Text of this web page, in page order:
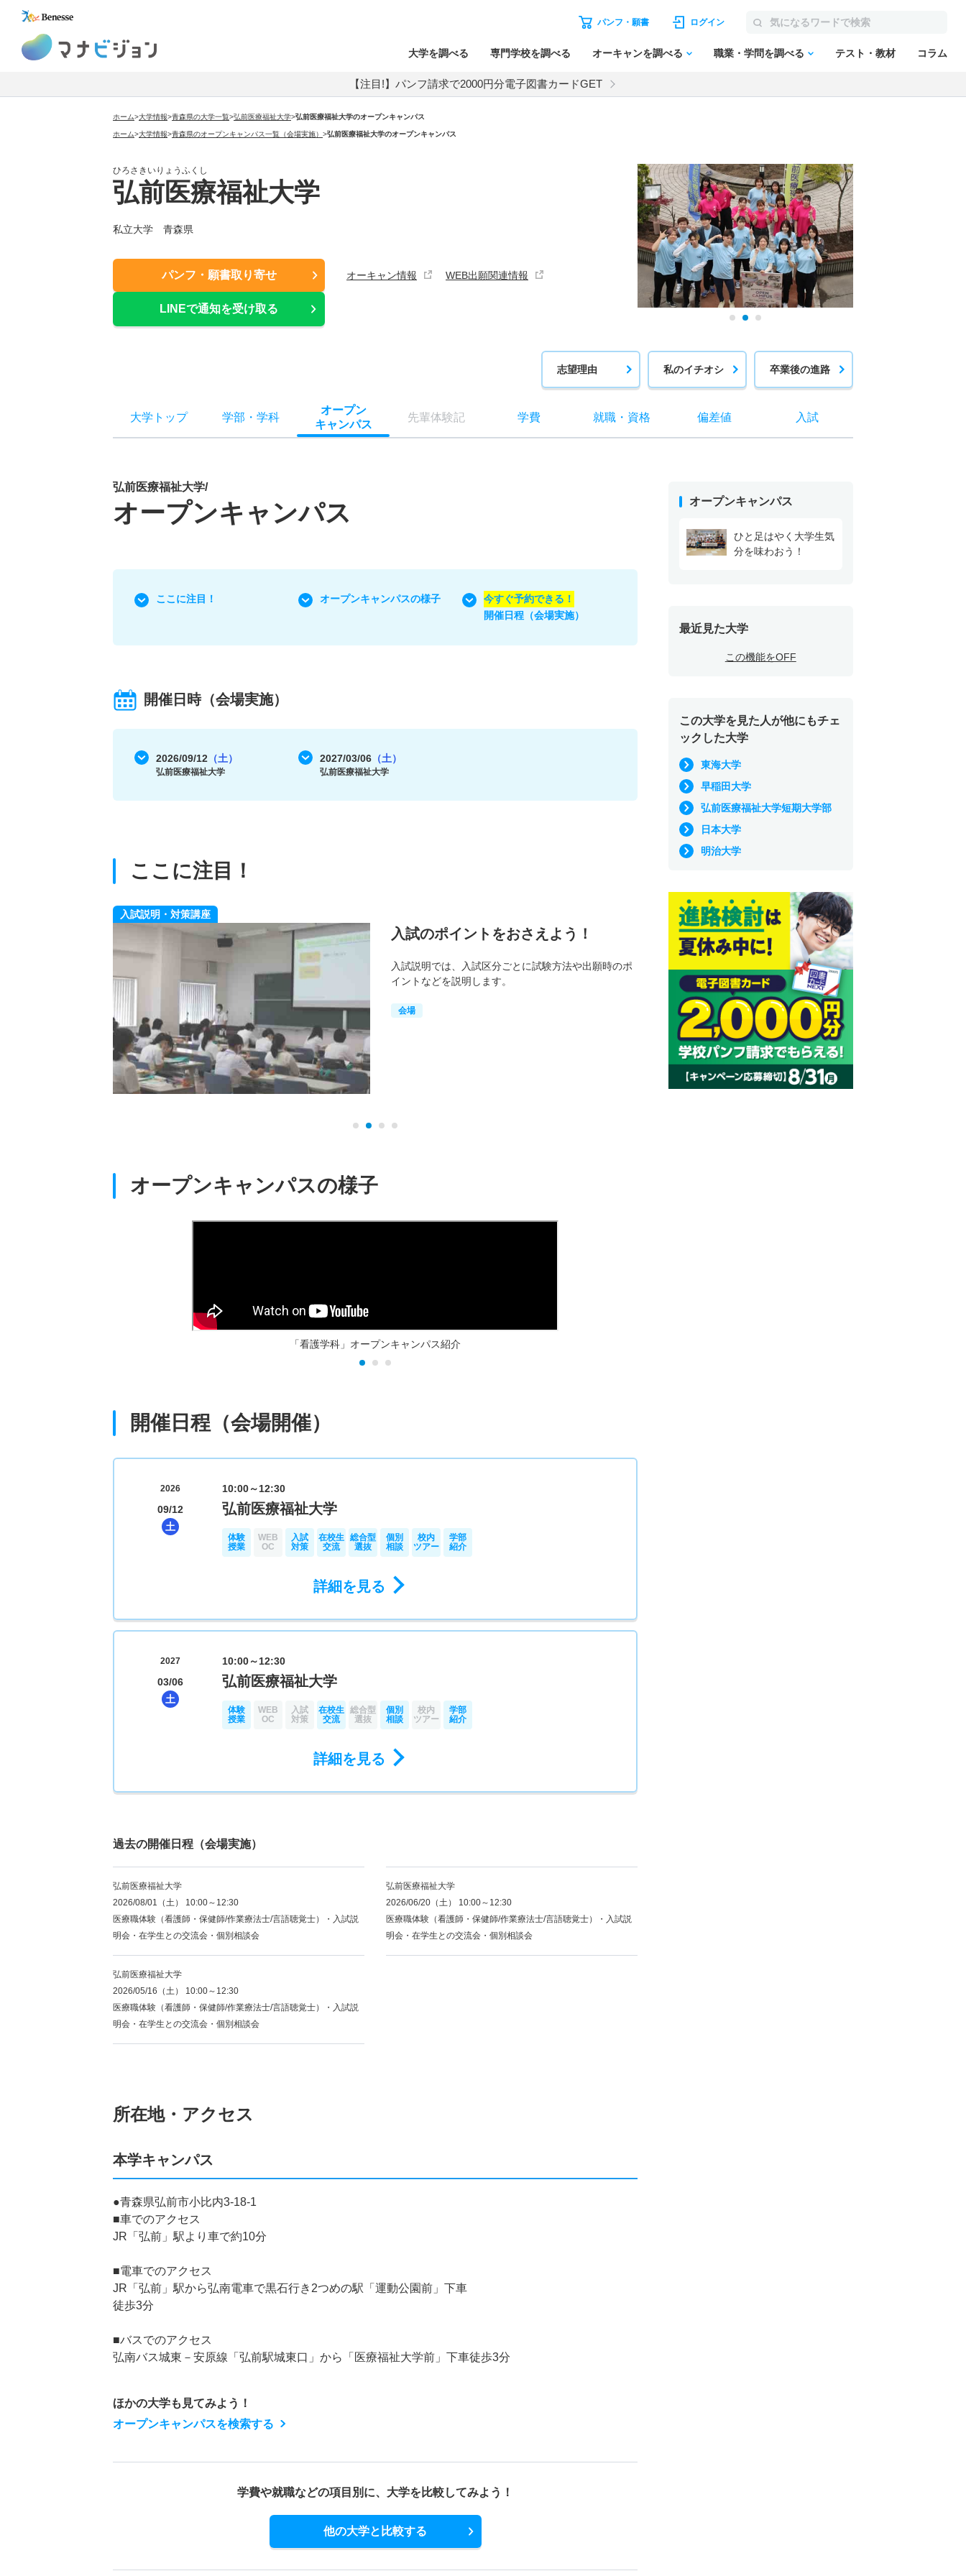
パンフ・願書 ログイン
大学を調べる 専門学校を調べる オーキャンを調べる 職業・学問を調べる テスト・教材 コラム
【注目!】パンフ請求で2000円分電子図書カードGET
ホーム>大学情報>青森県の大学一覧>弘前医療福祉大学>弘前医療福祉大学のオープンキャンパス
ホーム>大学情報>青森県のオープンキャンパス一覧（会場実施） >弘前医療福祉大学のオープンキャンパス
ひろさきいりょうふくし
弘前医療福祉大学
私立大学 青森県
パンフ・願書取り寄せ
LINEで通知を受け取る
オーキャン情報 WEB出願関連情報
志望理由 私のイチオシ 卒業後の進路
大学トップ 学部 ・ 学科
オープン
キャンパス
先輩体験記 学費 就職・ 資格 偏差値 入試
弘前医療福祉大学/
オープンキャンパス
ここに注目！ オープンキャンパスの様子
今すぐ予約できる！
開催日程（会場実施）
開催日時（会場実施）
2026/09/12 （土）
弘前医療福祉大学
2027/03/06（土）
弘前医療福祉大学
ここに注目！
入試説明・対策講座
入試のポイントをおさえよう！
入試説明では、入試区分ごとに試験方法や出願時のポ
イントなどを説明します。
会場
在学生交流
オープンキャンパスの様子
「看護学科」オープンキャンパス紹介
開催日程（会場開催）
2026
09/12
土
10:00～12:30
弘前医療福祉大学
体験
授業
WEB
OC
入試
対策
在校生
交流
総合型
選抜
個別
相談
校内
ツアー
学部
紹介
詳細を見る
2027
03/06
土
10:00～12:30
弘前医療福祉大学
体験
授業
WEB
OC
入試
対策
在校生
交流
総合型
選抜
個別
相談
校内
ツアー
学部
紹介
詳細を見る
過去の開催日程（会場実施）
弘前医療福祉大学
2026/08/01（土） 10:00～12:30
医療職体験（看護師・保健師/作業療法士/言語聴覚士）・入試説
明会・在学生との交流会・個別相談会
弘前医療福祉大学
2026/06/20（土） 10:00～12:30
医療職体験（看護師・保健師/作業療法士/言語聴覚士）・入試説
明会・在学生との交流会・個別相談会
弘前医療福祉大学
2026/05/16（土） 10:00～12:30
医療職体験（看護師・保健師/作業療法士/言語聴覚士）・入試説
明会・在学生との交流会・個別相談会
所在地・アクセス
本学キャンパス
●青森県弘前市小比内3-18-1
■車でのアクセス
JR「弘前」駅より車で約10分
■電車でのアクセス
JR「弘前」駅から弘南電車で黒石行き2つめの駅「運動公園前」下車
徒歩3分
■バスでのアクセス
弘南バス城東－安原線「弘前駅城東口」から「医療福祉大学前」下車徒歩3分
ほかの大学も見てみよう！
オープンキャンパスを検索する
学費や就職などの項目別に、 大学を比較してみよう！
他の大学と比較する
オープンキャンパス
ひと足はやく大学生気
分を味わおう！
最近見た大学
この機能をOFF
この大学を見た人が他にもチェ
ックした大学
東海大学
早稲田大学
弘前医療福祉大学短期大学部
日本大学
明治大学